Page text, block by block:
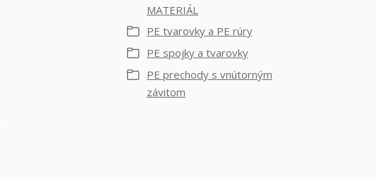
MATERIÁL
PE tvarovky a PE rúry
PE spojky a tvarovky
PE prechody s vnútorným
závitom